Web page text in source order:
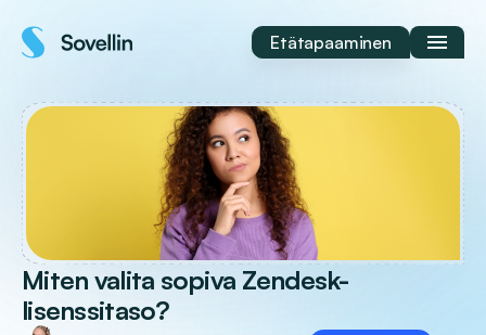
sisältöön
Etätapaaminen
Miten valita sopiva Zendesk-
lisenssitaso?